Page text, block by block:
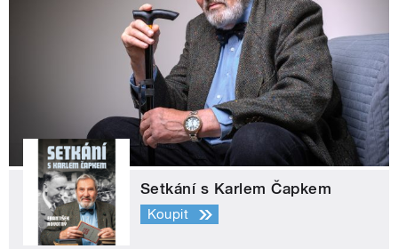
Setkání s Karlem Čapkem
Koupit